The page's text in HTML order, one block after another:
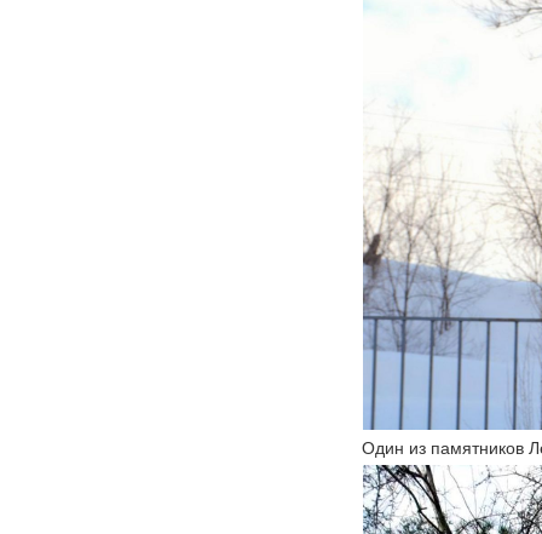
Один из памятников